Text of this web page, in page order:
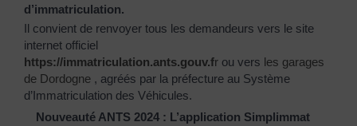
d’immatriculation.
Il convient de renvoyer tous les demandeurs vers le site
internet officiel
https://immatriculation.ants.gouv.fr ou vers les garages
de Dordogne , agréés par la préfecture au Système
d’Immatriculation des Véhicules.
Nouveauté ANTS 2024 : L’application Simplimmat